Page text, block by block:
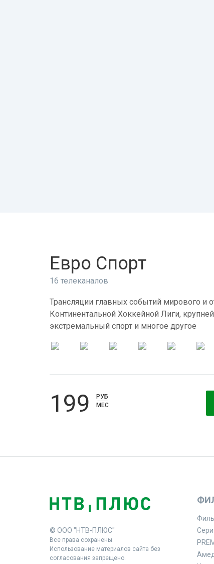
Евро Спорт
16 телеканалов
Трансляции главных событий мирового и
Континентальной Хоккейной Лиги,
экстремальный спорт и многое другое
199
РУБ
МЕС
© ООО "НТВ-ПЛЮС"
Все права сохранены.
Использование материалов сайта без
согласования запрещено.